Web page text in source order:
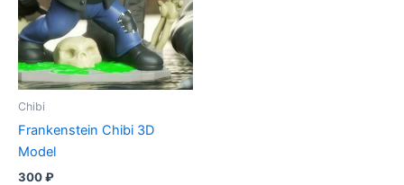
Chibi
Frankenstein Chibi 3D
Model
300₽